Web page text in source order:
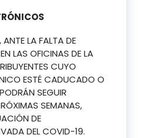
LA FALTA DE
LAS OFICINAS DE LA
CUYO
ESTÉ CADUCADO O
SEGUIR
SEMANAS,
DE
DEL COVID-19.